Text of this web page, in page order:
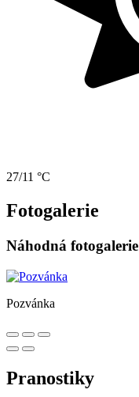
27/11 °C
Fotogalerie
Náhodná fotogalerie
Pozvánka
Pranostiky